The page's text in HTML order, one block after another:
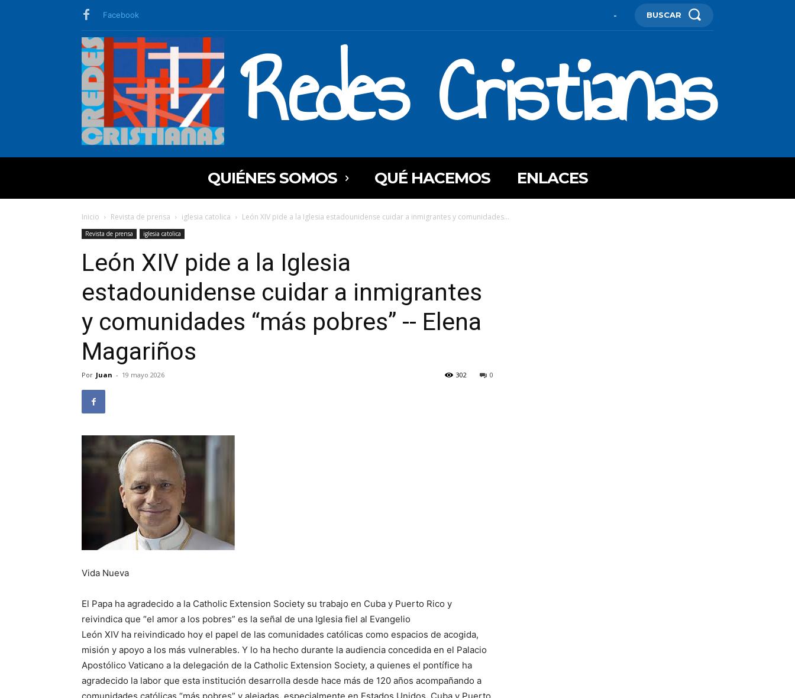
Facebook - BUSCAR
Redes Cristianas
QUIÉNES SOMOS QUÉ HACEMOS ENLACES
Inicio Revista de prensa iglesia catolica León XIV pide a la Iglesia estadounidense cuidar a inmigrantes y comunidades...
Revista de prensa iglesia catolica
León XIV pide a la Iglesia
estadounidense cuidar a inmigrantes
y comunidades “más pobres” -- Elena
Magariños
Por Juan - 19 mayo 2026 0
302
Vida Nueva
El Papa ha agradecido a la Catholic Extension Society su trabajo en Cuba y Puerto Rico y
reivindica que “el amor a los pobres” es la señal de una Iglesia fiel al Evangelio
León XIV ha reivindicado hoy el papel de las comunidades católicas como espacios de acogida,
misión y apoyo a los más vulnerables. Y lo ha hecho durante la audiencia concedida en el Palacio
Apostólico Vaticano a la delegación de la Catholic Extension Society, a quienes el pontífice ha
agradecido la labor que esta institución desarrolla desde hace más de 120 años acompañando a